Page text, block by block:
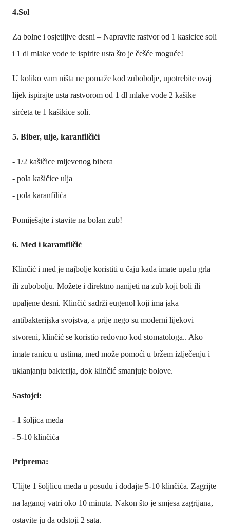
4.Sol
Za bolne i osjetljive desni – Napravite rastvor od 1 kasicice soli
i 1 dl mlake vode te ispirite usta što je češće moguće!
U koliko vam ništa ne pomaže kod zubobolje, upotrebite ovaj
lijek ispirajte usta rastvorom od 1 dl mlake vode 2 kašike
sirćeta te 1 kašikice soli.
5. Biber, ulje, karanfilčići
- 1/2 kašičice mljevenog bibera
- pola kašičice ulja
- pola karanfilića
Pomiješajte i stavite na bolan zub!
6. Med i karamfilčić
Klinčić i med je najbolje koristiti u čaju kada imate upalu grla
ili zubobolju. Možete i direktno nanijeti na zub koji boli ili
upaljene desni. Klinčić sadrži eugenol koji ima jaka
antibakterijska svojstva, a prije nego su moderni lijekovi
stvoreni, klinčić se koristio redovno kod stomatologa.. Ako
imate ranicu u ustima, med može pomoći u bržem izlječenju i
uklanjanju bakterija, dok klinčić smanjuje bolove.
Sastojci:
- 1 šoljica meda
- 5-10 klinčića
Priprema:
Ulijte 1 šoljlicu meda u posudu i dodajte 5-10 klinčića. Zagrijte
na laganoj vatri oko 10 minuta. Nakon što je smjesa zagrijana,
ostavite ju da odstoji 2 sata.